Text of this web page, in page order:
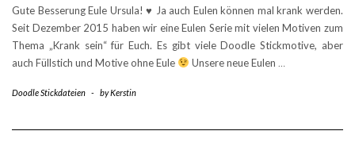
Gute Besserung Eule Ursula!♥ Ja auch Eulen können mal krank werden.
Seit Dezember 2015 haben wir eine Eulen Serie mit vielen Motiven zum
Thema „Krank sein“ für Euch. Es gibt viele Doodle Stickmotive, aber
auch Füllstich und Motive ohne Eule
Unsere neue Eulen …
Doodle Stickdateien - byKerstin